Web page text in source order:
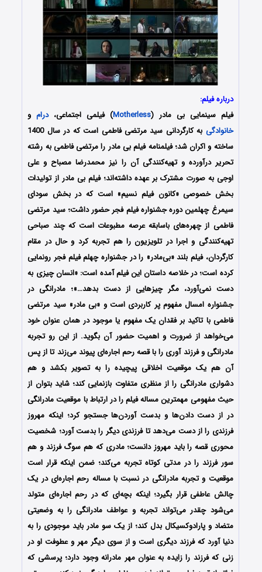
درباره فیلم:
فیلم سینمایی بی مادر (Motherless) فیلمی اجتماعی،درامو
خانوادگی
به کارگردانی سید مرتضی فاطمی است که در سال 1400
ساخته و اکران شد؛ فیلمنامه فیلم بی مادر را مرتضی فاطمی به رشته
تحریر درآورده و تهیه‌کنندگی آن را نیز محمدرضا مصباح و علی
اوجی به صورت مشترک بر عهده داشته‌‌‌‌اند؛ فیلم بی مادر از تولیدات
بخش خصوصی «کانون فیلم نسیم» است که در بخش سودای
سیمرغ چهلمین دوره جشنواره فیلم فجر حضور داشت؛ سید مرتضی
فاطمی از چهره‌های باسابقه عرصه مطبوعات است که چند صباحی
تهیه‌کنندگی و اجرا در تلویزیون را هم تجربه کرد و حال در مقام
کارگردان، فیلم بلند «بی‌مادر» را در جشنواره چهلم فیلم فجر رونمایی
کرده است؛ در خلاصه داستان این فیلم آمده است: «انسان چیزی به
دست نمی‌آورد، مگر چیزهایی از دست بدهد…»؛ مادرانگی در
جشنواره امسال مفهوم پر کاربردی است و «بی مادر» سید مرتضی
فاطمی با تاکید بر فقدان یک مفهوم یا موجود در همان عنوان خود
می‌خواهد از ضرورت و اهمیت حضور آن بگوید. از این رو تجربه
مادرانگی و فرزند آوری را با قصه رحم اجاره‌ای پیوند می‌زند تا از پس
آن هم یک موقعیت اخلاقی پیچیده را به تصویر بکشد و هم
دشواری مادرانگی را از منظری متفاوت بازنمایی کند؛ شاید بتوان از
حیث مفهومی مهمترین مساله فیلم را در ارتباط با موقعیت مادرانگی
در از دست دادن‌ها و بدست آوردن‌ها جستجو کرد؛ اینکه مهروز
فرزندی را از دست می‌دهد تا فرزندی دیگر را بدست آورد؛ شخصیت
محوری قصه را باید مهروز دانست؛ مادری که هم سوگ فرزند و هم
سور فرزند را در مدتی کوتاه تجربه می‌کند؛ ضمن اینکه قرار است
موقعیت و تجربه مادرانگی در نسبت با مساله رحم اجاره‌ای در یک
چالش عاطفی قرار بگیرد؛ اینکه بچه‌ای که در رحم اجاره‌ای متولد
می‌شود چقدر می‌تواند تجربه و عواطف مادرانگی را به وضعیتی
متضاد و پارادوکسیکال بدل کند؛ از یک سو مادر باید موجودی را به
دنیا آورد که فرزند دیگری است و از سوی دیگر مهر و عطوفت او در
زنی که فرزند را زایده به عنوان مهر مادرانه وجود دارد؛ پرسشی که